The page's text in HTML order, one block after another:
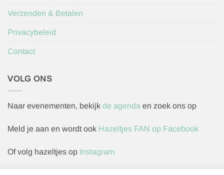
Verzenden & Betalen
Privacybeleid
Contact
VOLG ONS
Naar evenementen, bekijk de agenda en zoek ons op
Meld je aan en wordt ook Hazeltjes FAN op Facebook
Of volg hazeltjes op Instagram